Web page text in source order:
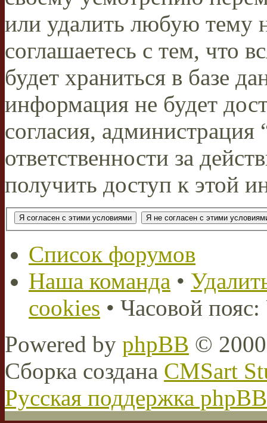
или удалить любую тему
соглашаетесь с тем, что
будет храниться в базе
информация не будет
согласия,
ответственности за
получить доступ к этой
Список форумов
Наша команда •
cookies • Часовой
Powered by phpBB ©
Сборка создана CMSart
Русская поддержка phpBB